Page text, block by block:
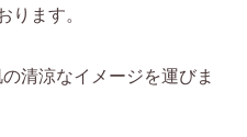
ます。
清涼なイメージを運びま